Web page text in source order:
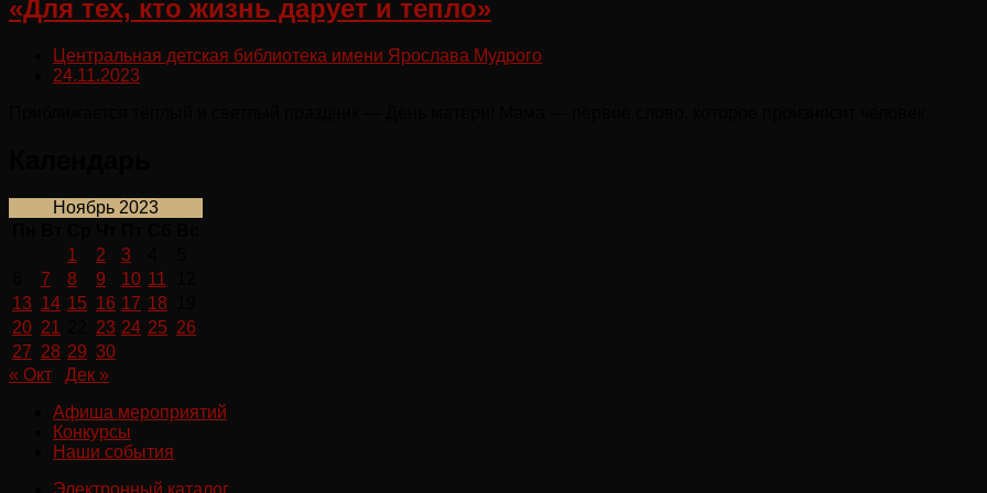
«Для тех, кто жизнь дарует и тепло»
Центральная детская библиотека имени Ярослава Мудрого
24.11.2023
Ноябрь 2023
1
2 3
7 8 9 10 11
13 14 15 16 17 18
20 21 23 24 25 26
27 28 29 30
« Окт
Дек »
Афиша мероприятий
Конкурсы
Наши события
Электронный каталог